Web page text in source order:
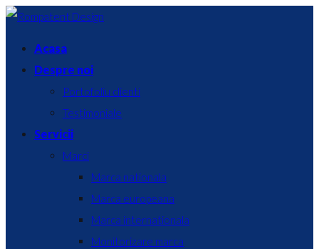
Acasa
Despre noi
Portofoliu clienti
Testimoniale
Servicii
Marci
Marca nationala
Marca europeana
Marca internationala
Monitorizare marca